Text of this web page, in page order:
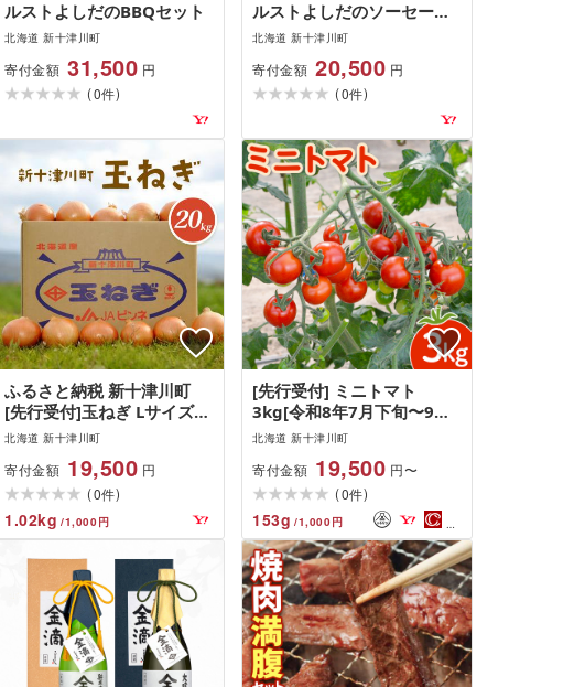
ルストよしだのBBQセット
北海道 新十津川町
寄付金額 31,500 円
(0件)
ルストよしだのソーセージ
セット
北海道 新十津川町
寄付金額 20,500 円
(0件)
ふるさと納税 新十津川町
[先行受付]玉ねぎ Lサイズ
(20kg)[令和8年10月〜12月
北海道 新十津川町
寄付金額 19,500 円
(0件)
1.02kg /1,000円
[先行受付] ミニトマト
3kg[令和8年7月下旬〜9月
発送]
北海道 新十津川町
寄付金額 19,500 円〜
(0件)
153g /1,000円